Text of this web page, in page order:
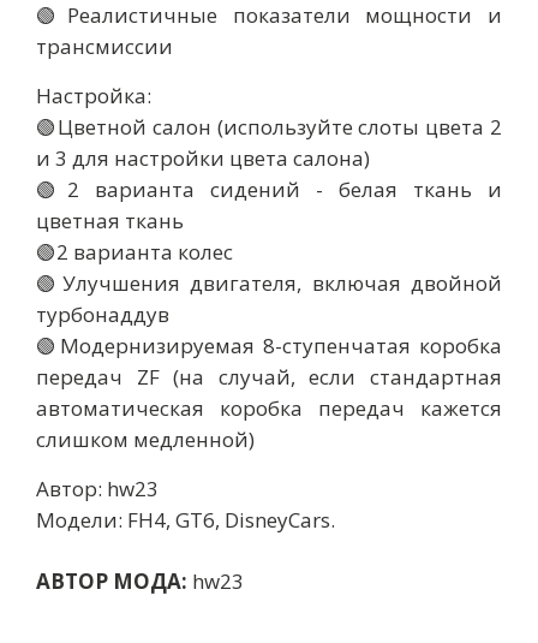
🟢Реалистичные показатели мощности и
трансмиссии
Настройка:
🟢Цветной салон (используйте слоты цвета 2
и 3 для настройки цвета салона)
🟢2 варианта сидений - белая ткань и
цветная ткань
🟢2 варианта колес
🟢Улучшения двигателя, включая двойной
турбонаддув
🟢Модернизируемая 8-ступенчатая коробка
передач ZF (на случай, если стандартная
автоматическая коробка передач кажется
слишком медленной)
Автор: hw23
Модели: FH4, GT6, DisneyCars.
АВТОР МОДА: hw23